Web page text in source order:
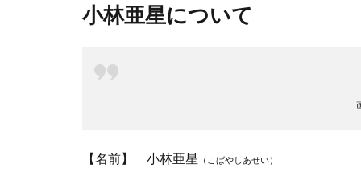
小林亜星について
【名前】 小林亜星 （こばやしあせい）